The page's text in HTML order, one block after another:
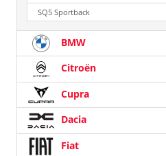
SQ5 Sportback
BMW
Citroën
Cupra
Dacia
Fiat